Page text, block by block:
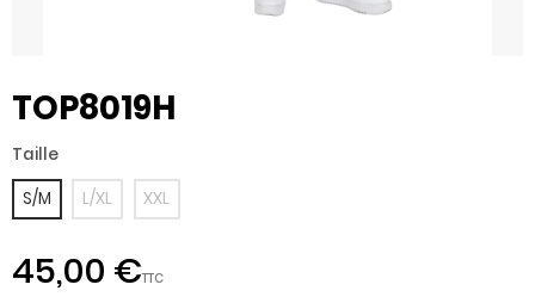
TOP8019H
Taille
S/M
L/XL XXL
45,00 €TTC